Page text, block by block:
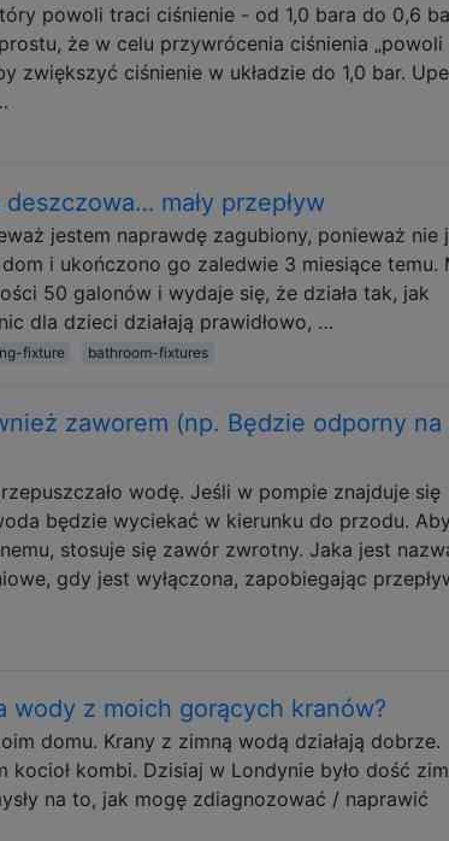
powoli traci ciśnienie - od 1,0 bara do 0,6
że w celu przywrócenia ciśnienia „powoli
zwiększyć ciśnienie w układzie do 1,0 bar.
mały przepływ
jestem naprawdę zagubiony, ponieważ nie
i ukończono go zaledwie 3 miesiące temu.
50 galonów i wydaje się, że działa tak, jak
dla dzieci działają prawidłowo, …
fixture bathroom-fixtures
zaworem (np. Będzie odporny na
wodę. Jeśli w pompie znajduje się
będzie wyciekać w kierunku do przodu. Aby
stosuje się zawór zwrotny. Jaka jest
gdy jest wyłączona, zapobiegając
wody z moich gorących kranów?
domu. Krany z zimną wodą działają dobrze.
kocioł kombi. Dzisiaj w Londynie było dość
na to, jak mogę zdiagnozować / naprawić